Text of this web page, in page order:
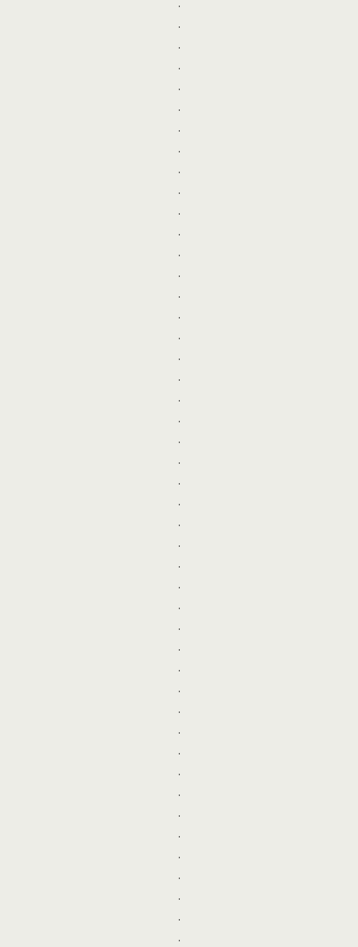
.
.
.
.
.
.
.
.
.
.
.
.
.
.
.
.
.
.
.
.
.
.
.
.
.
.
.
.
.
.
.
.
.
.
.
.
.
.
.
.
.
.
.
.
.